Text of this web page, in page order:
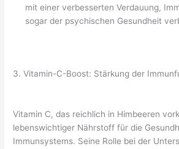
mit einer verbesserten Verdauung,
sogar der psychischen Gesundheit
3. Vitamin-C-Boost: Stärkung der
Vitamin C, das reichlich in Himbeeren
lebenswichtiger Nährstoff für die
Immunsystems. Seine Rolle bei der